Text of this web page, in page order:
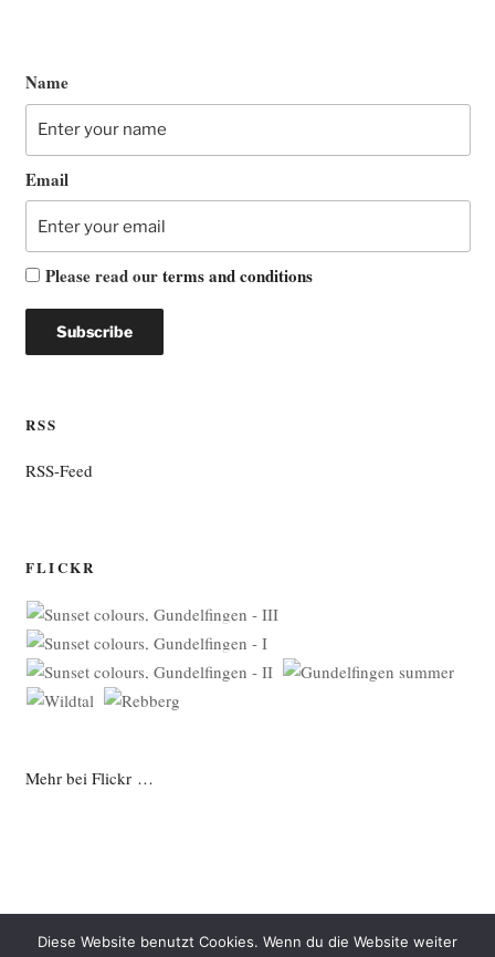
Name
Email
Please read ourterms and conditions
RSS
RSS-Feed
FLICKR
Mehr bei Flickr …
Diese Website benutzt Cookies. Wenn du die Website weiter